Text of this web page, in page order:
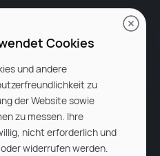
Cookies
und andere
zu
der Website sowie
zu messen. Ihre
nicht erforderlich und
widerrufen werden.